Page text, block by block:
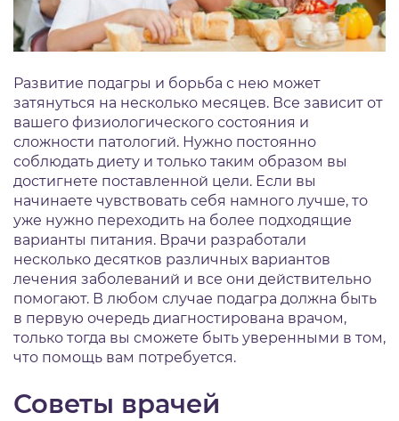
Развитие подагры и борьба с нею может
затянуться на несколько месяцев. Все зависит от
вашего физиологического состояния и
сложности патологий. Нужно постоянно
соблюдать диету и только таким образом вы
достигнете поставленной цели. Если вы
начинаете чувствовать себя намного лучше, то
уже нужно переходить на более подходящие
варианты питания. Врачи разработали
несколько десятков различных вариантов
лечения заболеваний и все они действительно
помогают. В любом случае подагра должна быть
в первую очередь диагностирована врачом,
только тогда вы сможете быть уверенными в том,
что помощь вам потребуется.
Советы врачей